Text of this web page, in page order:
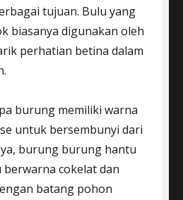
tujuan. Bulu yang
biasanya digunakan oleh
perhatian betina dalam
burung memiliki warna
untuk bersembunyi dari
burung burung hantu
cokelat dan
batang pohon